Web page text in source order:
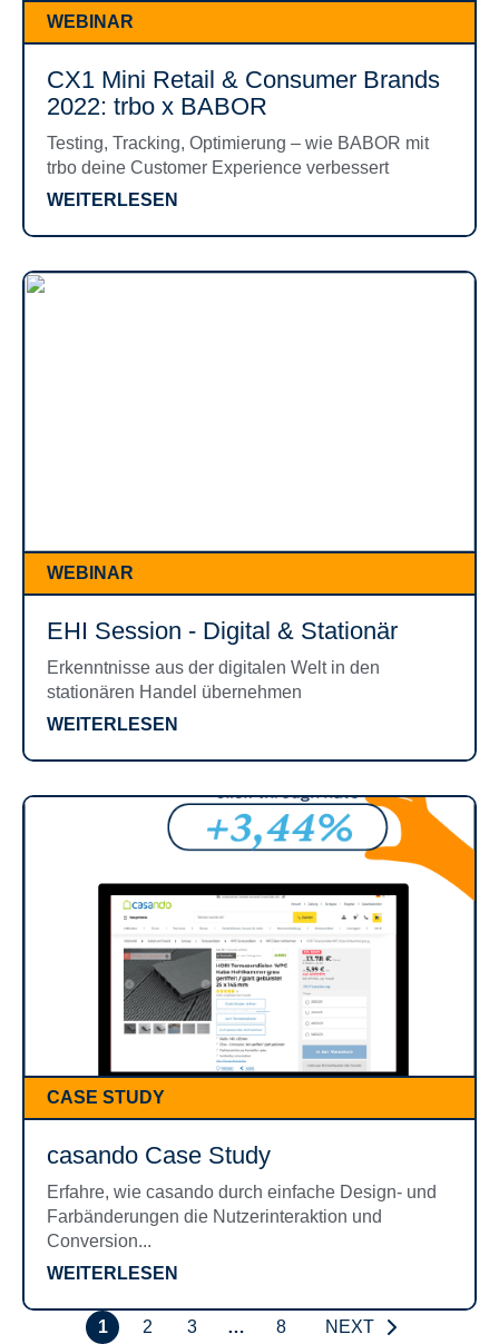
WEBINAR
CX1 Mini Retail & Consumer Brands
2022: trbo x BABOR
Testing, Tracking, Optimierung – wie BABOR mit
trbo deine Customer Experience verbessert
WEITERLESEN
WEBINAR
EHI Session - Digital & Stationär
Erkenntnisse aus der digitalen Welt in den
stationären Handel übernehmen
WEITERLESEN
CASE STUDY
casando Case Study
Erfahre, wie casando durch einfache Design- und
Farbänderungen die Nutzerinteraktion und
Conversion...
WEITERLESEN
1 2 3 … 8 NEXT